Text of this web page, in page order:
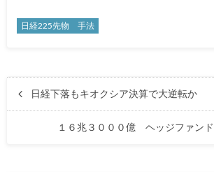
日経225先物 手法
日経下落もキオクシア決算で大逆転か
１６兆３０００億 ヘッジファン